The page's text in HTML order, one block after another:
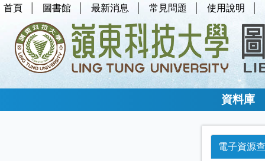
首頁 圖書館 最新消息 常見問題 使用說明
資料庫
電子資源